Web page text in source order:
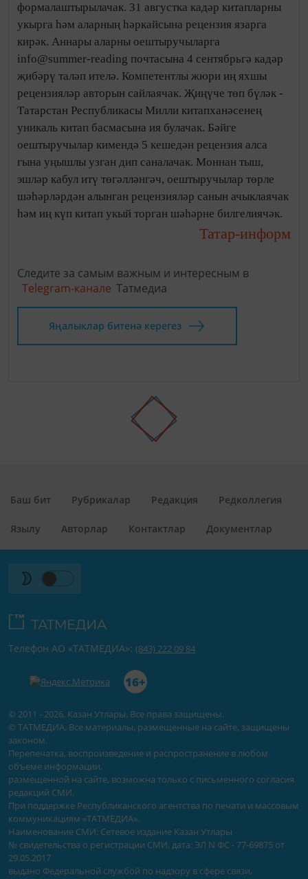
формалаштырылачак. 31 августка кадәр китапларны
укырга һәм аларның һәркайсына рецензия язарга
кирәк. Аннары аларны оештыручыларга
info@summer-reading почтасына 4 сентябрьгә кадәр
җибәрү таләп ителә. Компетентлы жюри иң яхшы
рецензияләр авторын сайлаячак. Җиңүче төп бүләк -
Татарстан Республикасы Милли китапханәсенең
уникаль китап басмасына ия булачак. Бәйге
оештыручылар кимендә 5 кешедән рецензия алса
гына уңышлы узган дип саналачак. Моннан тыш,
эшләр кабул итү төгәлләнгәч, оештыручылар төрле
шәһәрләрдән алынган рецензияләр санын ачыклаячак
һәм иң күп китап укый торган шәһәрне билгелиячәк.
Татар-информ
Следите за самым важным и интересным в
Telegram-канале Татмедиа
Яңалыклар битенә керегез
Баш бит Рубрикалар Редакция Редколлегия
Язылу Авторлар Контактлар Документлар
© 2011 - 2026. Казан Утлары. Все права защищены.
© ТАТМЕДИА. Все материалы, размещенные на сайте, защищены
законом.
Перепечатка, воспроизведение и распространение в любом
объеме информации,
размещенной на сайте, возможна только с письменного согласия
редакций СМИ.
При поддержке Республиканского агентства по печати и массовым
коммуникациям «ТАТМЕДИА».
Наименование СМИ: Сетевое издание Казан Утлары
№ свидетельства о регистрации СМИ, дата: ЭЛ N ФС - 77-69875 от
29.05.2017
выдано Федеральной службой по надзору в сфере связи,
Телефон АО «ТАТМЕДИА»: (843) 222 09 84
16+